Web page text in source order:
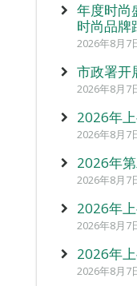
年度时尚
时尚品牌
2026年8月7
市政署开
2026年8月7
2026年
2026年8月7
2026年
2026年8月7
2026年
2026年8月7
2026年
2026年8月7